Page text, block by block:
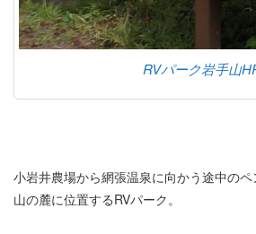
RVパーク岩手山
小岩井農場から網張温泉に向かう途中の
山の麓に位置するRVパーク。